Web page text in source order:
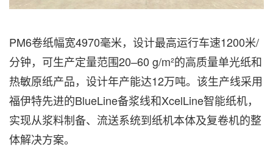
PM6卷纸幅宽4970毫米，设计最高运行车速1200米/
分钟，可生产定量范围20–60 g/m²的高质量单光纸和
热敏原纸产品，设计年产能达12万吨。该生产线采用
福伊特先进的BlueLine备浆线和XcelLine智能纸机，
实现从浆料制备、流送系统到纸机本体及复卷机的整
体解决方案。